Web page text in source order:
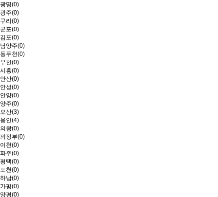
광명(0)
광주(0)
구리(0)
군포(0)
김포(0)
남양주(0)
동두천(0)
부천(0)
시흥(0)
안산(0)
안성(0)
안양(0)
양주(0)
오산(3)
용인(4)
의왕(0)
의정부(0)
이천(0)
파주(0)
평택(0)
포천(0)
하남(0)
가평(0)
양평(0)